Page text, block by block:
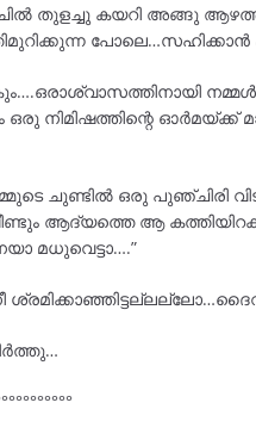
തുളച്ചു കയറി അങ്ങു
പോലെ…സഹിക്കാൻ
ഒരു നിമിഷത്തിന്റെ
ചുണ്ടിൽ ഒരു പുഞ്ചിരി
ആദ്യത്തെ ആ
മധുവെട്ടാ….”